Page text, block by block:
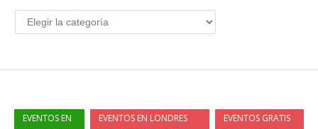
EVENTOS EN
EVENTOS EN LONDRES
EVENTOS GRATIS